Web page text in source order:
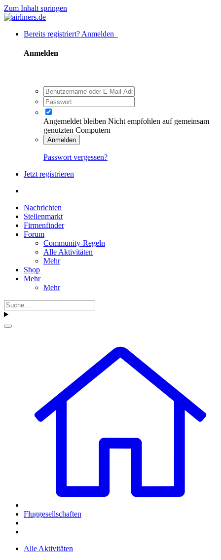
Zum Inhalt springen
Bereits registriert? Anmelden
Anmelden
Angemeldet bleiben Nicht empfohlen auf gemeinsam
genutzten Computern
Anmelden
Passwort vergessen?
Jetzt registrieren
Nachrichten
Stellenmarkt
Firmenfinder
Forum
Community-Regeln
Alle Aktivitäten
Mehr
Shop
Mehr
Mehr
Fluggesellschaften
Alle Aktivitäten